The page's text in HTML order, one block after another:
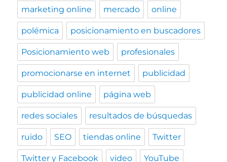
marketing online mercado online
polémica posicionamiento en buscadores
Posicionamiento web profesionales
promocionarse en internet publicidad
publicidad online página web
redes sociales resultados de búsquedas
ruido SEO tiendas online Twitter
Twitter y Facebook video YouTube